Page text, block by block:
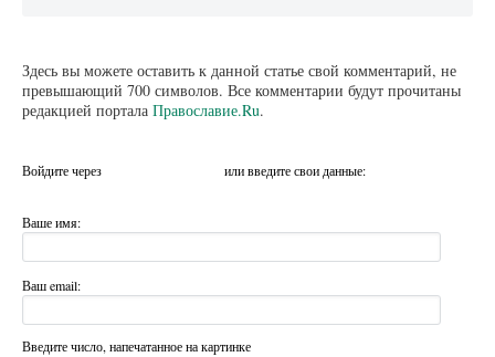
Здесь вы можете оставить к данной статье свой комментарий, не
превышающий 700 символов. Все комментарии будут прочитаны
редакцией портала Православие.Ru.
Войдите через или введите свои данные:
Ваше имя:
Ваш email:
Введите число, напечатанное на картинке